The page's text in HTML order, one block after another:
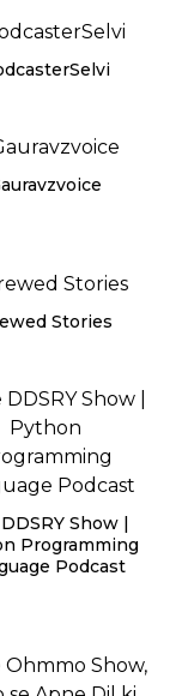
Stories
Show |
Programming
Podcast